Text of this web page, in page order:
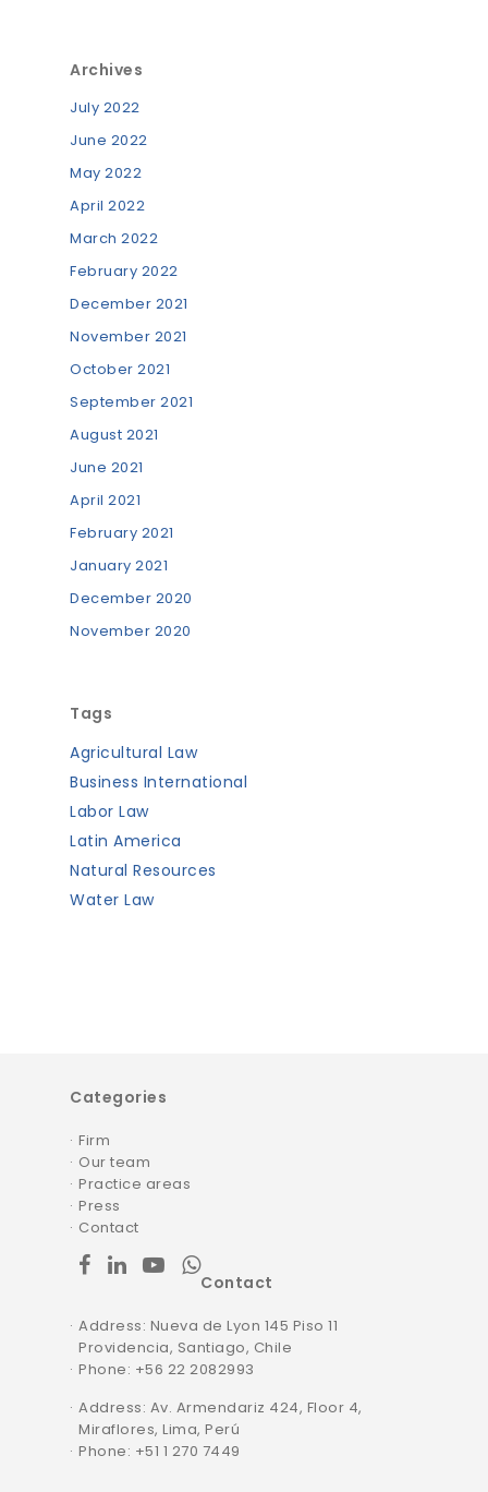
Archives
July 2022
June 2022
May 2022
April 2022
March 2022
February 2022
December 2021
November 2021
October 2021
September 2021
August 2021
June 2021
April 2021
February 2021
January 2021
December 2020
November 2020
Tags
Agricultural Law
Business International
Labor Law
Latin America
Natural Resources
Water Law
Categories
Firm
Our team
Practice areas
Press
Contact
facebook
linkedinyoutubewhatsapp
Contact
Address: Nueva de Lyon 145 Piso 11
Providencia, Santiago, Chile
Phone: +56 22 2082993
Address: Av. Armendariz 424, Floor 4,
Miraflores, Lima, Perú
Phone: +51 1 270 7449